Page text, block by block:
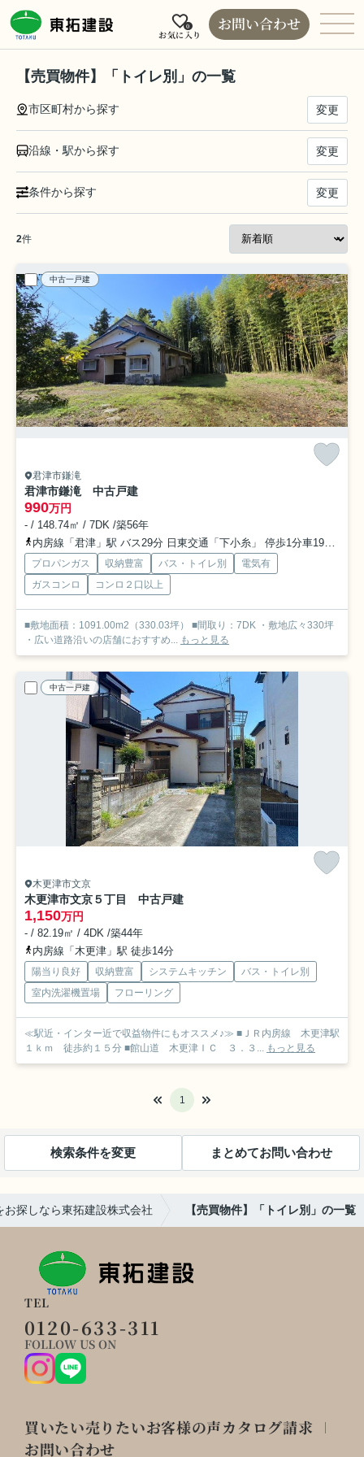
お気に入り
0 お問い合わせ
【売買物件】「トイレ別」の一覧
市区町村から探す 変更
沿線・駅から探す 変更
条件から探す 変更
2件
中古一戸建
君津市鎌滝
君津市鎌滝 中古戸建
990万円
- / 148.74㎡ / 7DK /築56年
内房線「君津」駅 バス29分 日東交通「下小糸」 停歩1分車19分 11.3km
プロパンガス 収納豊富 バス・トイレ別
電気有
ガスコンロ
コンロ２口以上
■敷地面積：1091.00m2（330.03坪） ■間取り：7DK ・敷地広々330坪
・広い道路沿いの店舗におすすめ... もっと見る
中古一戸建
木更津市文京
木更津市文京５丁目 中古戸建
1,150万円
- / 82.19㎡ / 4DK /築44年
内房線「木更津」駅 徒歩14分
陽当り良好 収納豊富 システムキッチン
バス・トイレ別
室内洗濯機置場
フローリング
≪駅近・インター近で収益物件にもオススメ♪≫ ■ＪＲ内房線 木更津駅
１ｋｍ 徒歩約１５分 ■館山道 木更津ＩＣ ３．３... もっと見る
1
検索条件を変更 まとめてお問い合わせ
探しなら東拓建設株式会社 【売買物件】「トイレ別」の一覧
TEL
0120-633-311
FOLLOW US ON
買いたい売りたいお客様の声カタログ請求
お問い合わせ